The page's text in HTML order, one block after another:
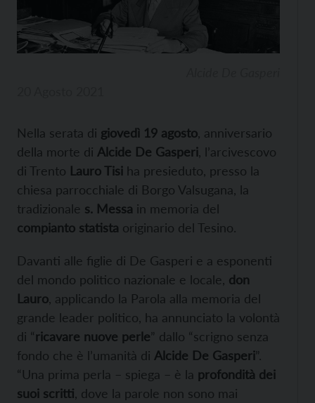
Nella serata di giovedì 19 agosto , anniversario
della morte di Alcide De Gasperi , l’arcivescovo
di Trento Lauro Tisi ha presieduto, presso la
chiesa parrocchiale di Borgo Valsugana, la
tradizionale s. Messa in memoria del
compianto statista originario del Tesino.
Davanti alle figlie di De Gasperi e a esponenti
del mondo politico nazionale e locale, don
Lauro , applicando la Parola alla memoria del
grande leader politico, ha annunciato la volontà
di “ricavare nuove perle” dallo “scrigno senza
fondo che è l’umanità di Alcide De Gasperi”.
“Una prima perla – spiega – è la profondità dei
suoi scritti , dove la parole non sono mai